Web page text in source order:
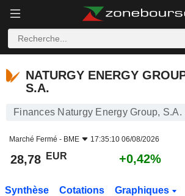
NATURGY ENERGY
S.A.
Finances Naturgy Energy Group, S.A.
Marché Fermé - BME 17:35:10 06/08/2026
28,78 EUR +0,42%
Synthèse Cotations Graphiques